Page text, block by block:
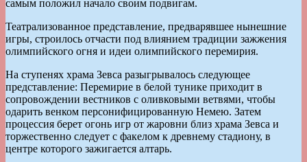
самым положил начало своим подвигам.
Театрализованное представление, предварявшее нынешние
игры, строилось отчасти под влиянием традиции зажжения
олимпийского огня и идеи олимпийского перемирия.
На ступенях храма Зевса разыгрывалось следующее
представление: Перемирие в белой тунике приходит в
сопровождении вестников с оливковыми ветвями, чтобы
одарить венком персонифицированную Немею. Затем
процессия берет огонь игр от жаровни близ храма Зевса и
торжественно следует с факелом к древнему стадиону, в
центре которого зажигается алтарь.